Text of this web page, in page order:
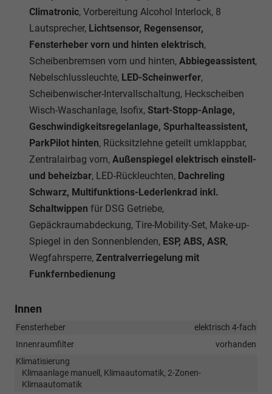
Climatronic, Vorbereitung Alcohol Interlock, 8
Lautsprecher, Lichtsensor, Regensensor,
Fensterheber vorn und hinten elektrisch,
Scheibenbremsen vorn und hinten, Abbiegeassistent,
Nebelschlussleuchte, LED-Scheinwerfer,
Scheibenwischer-Intervallschaltung, Heckscheiben
Wisch-Waschanlage, Isofix, Start-Stopp-Anlage,
Geschwindigkeitsregelanlage, Spurhalteassistent,
ParkPilot hinten, Rücksitzlehne geteilt umklappbar,
Zentralairbag vorn, Außenspiegel elektrisch einstell-
und beheizbar, LED-Rückleuchten, Dachreling
Schwarz, Multifunktions-Lederlenkrad inkl.
Schaltwippen für DSG Getriebe,
Gepäckraumabdeckung, Tire-Mobility-Set, Make-up-
Spiegel in den Sonnenblenden, ESP, ABS, ASR,
Wegfahrsperre, Zentralverriegelung mit
Funkfernbedienung
Innen
Fensterheber
elektrisch 4-fach
Innenraumfilter
vorhanden
Klimatisierung
Klimaanlage manuell, Klimaautomatik, 2-Zonen-
Klimaautomatik